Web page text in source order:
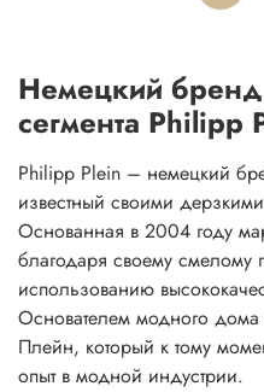
Немецкий
сегмента Philipp
Philipp Plein – немецкий
известный своими
Основанная в 2004 году
благодаря своему смелому
использованию
Основателем модного
Плейн, который к тому
опыт в модной индустрии.